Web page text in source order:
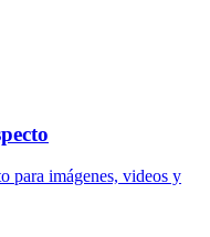
para imágenes, videos y